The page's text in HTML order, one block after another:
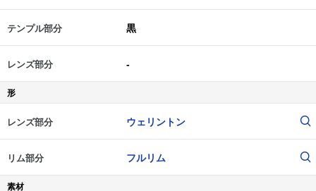
テンプル部分 黒
レンズ部分 -
形
レンズ部分 ウェリントン
リム部分 フルリム
素材